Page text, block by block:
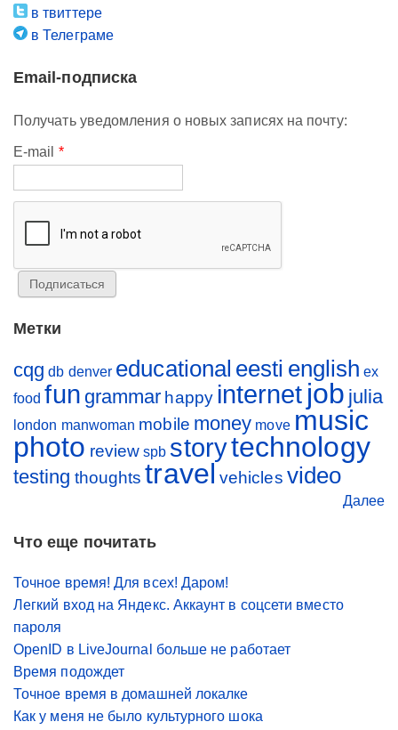
в твиттере
в Телеграме
Email-подписка
Получать уведомления о новых записях на почту:
E-mail *
Метки
cqg db denver educational eesti english ex
food fun grammar happy internet job julia
london manwoman mobile money move music
photo review spb storytechnology
testing thoughts travel vehicles video
Далее
Что еще почитать
Точное время! Для всех! Даром!
Легкий вход на Яндекс. Аккаунт в соцсети вместо
пароля
OpenID в LiveJournal больше не работает
Время подождет
Точное время в домашней локалке
Как у меня не было культурного шока